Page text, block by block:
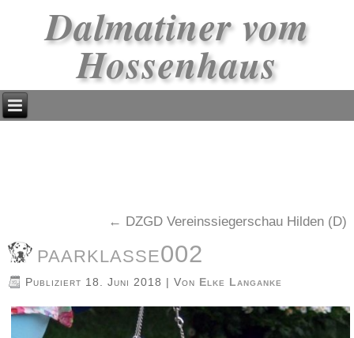
Dalmatiner vom
Hossenhaus
← DZGD Vereinssiegerschau Hilden (D)
paarklasse002
Publiziert 18. Juni 2018 |Von Elke Langanke